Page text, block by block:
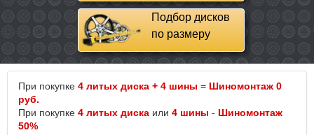
Подбор дисков
по размеру
При покупке 4 литых диска + 4 шины = Шиномонтаж 0
руб.
При покупке 4 литых диска или 4 шины - Шиномонтаж
50%